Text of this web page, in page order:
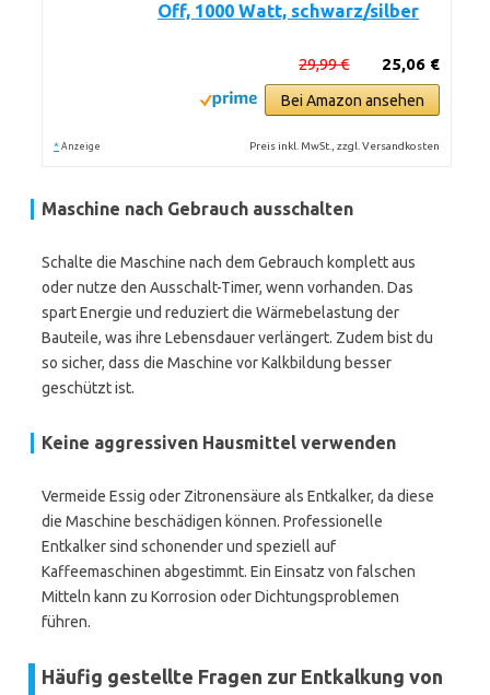
Off, 1000 Watt, schwarz/silber
25,06 €
29,99 €
Bei Amazon ansehen
* Anzeige Preis inkl. MwSt., zzgl. Versandkosten
Maschine nach Gebrauch ausschalten
Schalte die Maschine nach dem Gebrauch komplett aus
oder nutze den Ausschalt-Timer, wenn vorhanden. Das
spart Energie und reduziert die Wärmebelastung der
Bauteile, was ihre Lebensdauer verlängert. Zudem bist du
so sicher, dass die Maschine vor Kalkbildung besser
geschützt ist.
Keine aggressiven Hausmittel verwenden
Vermeide Essig oder Zitronensäure als Entkalker, da diese
die Maschine beschädigen können. Professionelle
Entkalker sind schonender und speziell auf
Kaffeemaschinen abgestimmt. Ein Einsatz von falschen
Mitteln kann zu Korrosion oder Dichtungsproblemen
führen.
Häufig gestellte Fragen zur Entkalkung von